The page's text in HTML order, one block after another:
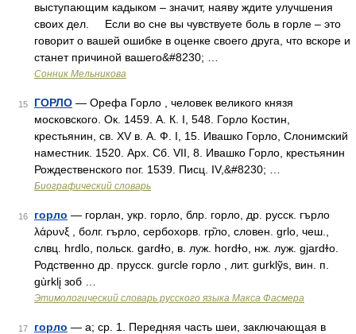
выступающим кадыком – значит, наяву ждите улучшения
своих дел. Если во сне вы чувствуете боль в горле – это
говорит о вашей ошибке в оценке своего друга, что вскоре и
станет причиной вашего&#8230; …
Сонник Мельникова
15 ГОРЛО — Орефа Горло , человек великого князя
московского. Ок. 1459. А. К. I, 548. Горло Костин,
крестьянин, св. XV в. А. Ф. I, 15. Ивашко Горло, Слонимский
наместник. 1520. Арх. Сб. VII, 8. Ивашко Горло, крестьянин
Рождественского пог. 1539. Писц. IV,&#8230; …
Биографический словарь
16 горло — горлан, укр. горло, блр. горло, др. русск. гърло
λάρυνξ , болг. гърло, сербохорв. гр̏ло, словен. grlo, чеш.,
слвц. hrdlo, польск. gardɫo, в. луж. hordɫo, нж. луж. gjardɫo.
Родственно др. прусск. gurcle горло , лит. gurklỹs, вин. п.
gùrklį зоб …
Этимологический словарь русского языка Макса Фасмера
17 горло — а; ср. 1. Передняя часть шеи, заключающая в